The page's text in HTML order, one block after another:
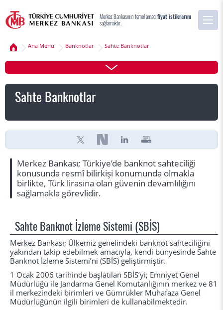
Merkez Bankasının temel amacıfiyat istikrarını
sağlamaktır.
Ana Menü Banknotlar Sahte Banknotlar
Sahte Banknotlar
Merkez Bankası; Türkiye’de banknot sahteciliği
konusunda resmî bilirkişi konumunda olmakla
birlikte, Türk lirasına olan güvenin devamlılığını
sağlamakla görevlidir.
Sahte Banknot İzleme Sistemi (SBİS)
Merkez Bankası; Ülkemiz genelindeki banknot sahteciliğini
yakından takip edebilmek amacıyla, kendi bünyesinde Sahte
Banknot İzleme Sistemi’ni (SBİS) geliştirmiştir.
1 Ocak 2006 tarihinde başlatılan SBİS’yi; Emniyet Genel
Müdürlüğü ile Jandarma Genel Komutanlığının merkez ve 81
il merkezindeki birimleri ve Gümrükler Muhafaza Genel
Müdürlüğünün ilgili birimleri de kullanabilmektedir.